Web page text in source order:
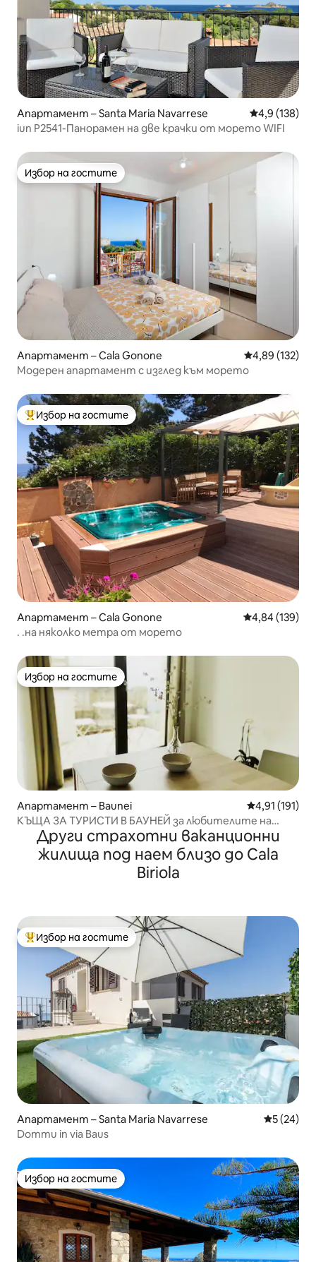
Апартамент – Santa Maria Navarrese Средна
4,9 (138)
iun P2541-Панорамен на две крачки от морето WIFI
Избор на гостите
Избор на гостите
Апартамент – Cala Gonone Средна
4,89 (132)
Модерен апартамент с изглед към морето
Най-популярен избор на гостите
Избор на гостите
Апартамент – Cala Gonone Средна
4,84 (139)
. .на няколко метра от морето
Избор на гостите
Избор на гостите
Апартамент – Baunei Средна
4,91 (191)
КЪЩА ЗА ТУРИСТИ В БАУНЕЙ за любителите на
планината и морето
Други страхотни ваканционни
жилища под наем близо до Cala
Biriola
Най-популярен избор на гостите
Избор на гостите
Апартамент – Santa Maria Navarrese Средна
5 (24)
Dommu in via Baus
Избор на гостите
Избор на гостите